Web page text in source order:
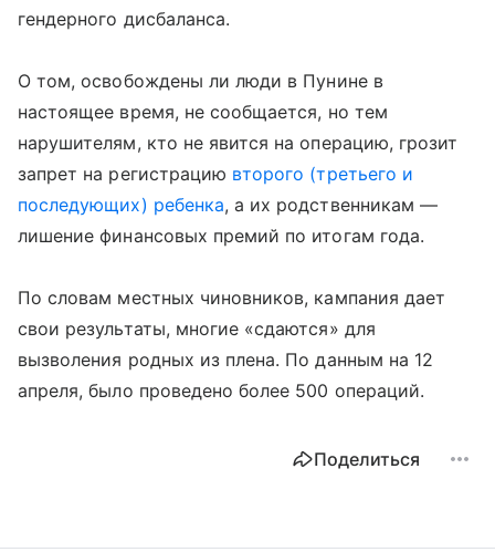
гендерного дисбаланса.
О том, освобождены ли люди в Пунине в
настоящее время, не сообщается, но тем
нарушителям, кто не явится на операцию, грозит
запрет на регистрацию второго (третьего и
последующих) ребенка, а их родственникам —
лишение финансовых премий по итогам года.
По словам местных чиновников, кампания дает
свои результаты, многие «сдаются» для
вызволения родных из плена. По данным на 12
апреля, было проведено более 500 операций.
Поделиться